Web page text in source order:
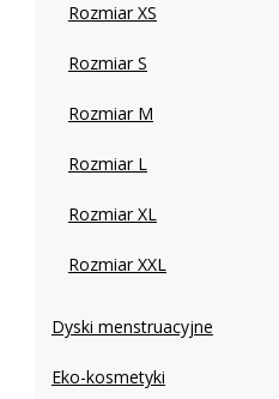
Rozmiar XS
Rozmiar S
Rozmiar M
Rozmiar L
Rozmiar XL
Rozmiar XXL
Dyski menstruacyjne
Eko-kosmetyki